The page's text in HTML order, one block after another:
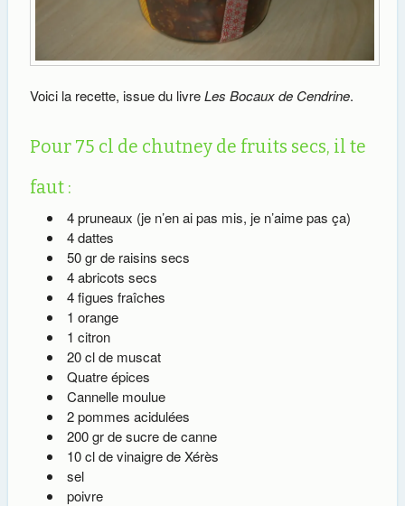
Voici la recette, issue du livreLes Bocaux de Cendrine.
Pour 75 cl de chutney de fruits secs, il te
faut :
4 pruneaux (je n’en ai pas mis, je n’aime pas ça)
4 dattes
50 gr de raisins secs
4 abricots secs
4 figues fraîches
1 orange
1 citron
20 cl de muscat
Quatre épices
Cannelle moulue
2 pommes acidulées
200 gr de sucre de canne
10 cl de vinaigre de Xérès
sel
poivre